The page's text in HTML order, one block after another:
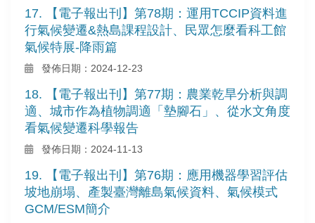
17. 【電子報出刊】第78期：運用TCCIP資料進
行氣候變遷&熱島課程設計、民眾怎麼看科工館
氣候特展-降雨篇
發佈日期：2024-12-23
18. 【電子報出刊】第77期：農業乾旱分析與調
適、城市作為植物調適「墊腳石」、從水文角度
看氣候變遷科學報告
發佈日期：2024-11-13
19. 【電子報出刊】第76期：應用機器學習評估
坡地崩塌、產製臺灣離島氣候資料、氣候模式
GCM/ESM簡介